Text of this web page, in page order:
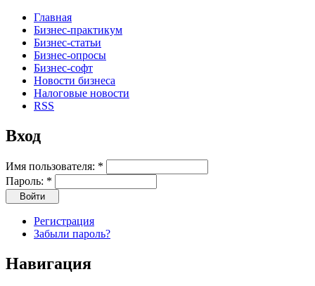
Главная
Бизнес-практикум
Бизнес-статьи
Бизнес-опросы
Бизнес-софт
Новости бизнеса
Налоговые новости
RSS
Вход
Имя пользователя: *
Пароль: *
Регистрация
Забыли пароль?
Навигация